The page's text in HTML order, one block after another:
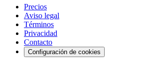
Precios
Aviso legal
Términos
Privacidad
Contacto
Configuración de cookies